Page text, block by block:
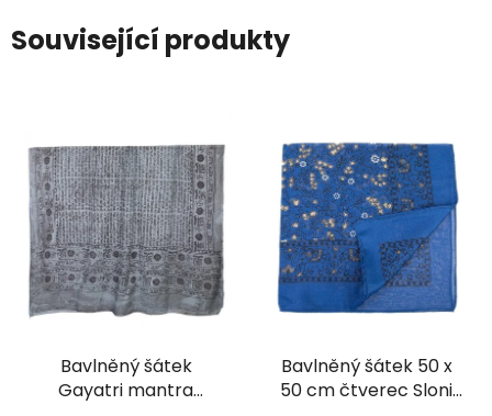
Související produkty
Bavlněný šátek
Gayatri mantra
Bavlněný šátek 50 x
50 cm čtverec Sloni